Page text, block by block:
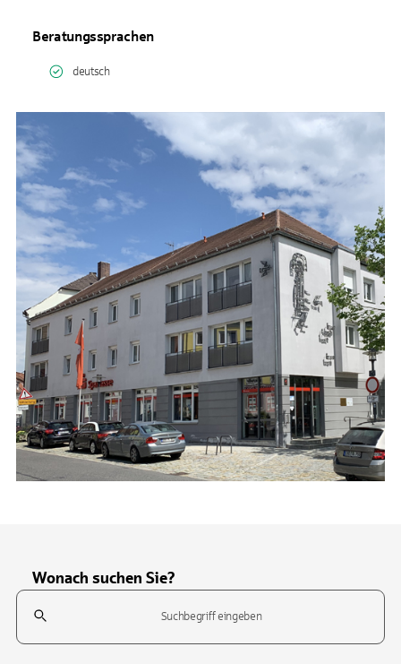
Beratungssprachen
deutsch
Wonach suchen Sie?
Suchfeld